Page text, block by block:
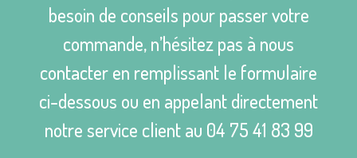
besoin de conseils pour passer votre
commande, n’hésitez pas à nous
contacter en remplissant le formulaire
ci-dessous ou en appelant directement
notre service client au 04 75 41 83 99